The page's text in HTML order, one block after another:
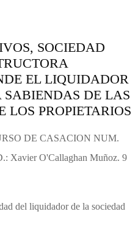
SOCIEDAD
EL LIQUIDADOR
DE LAS
LOS PROPIETARIOS
DE CASACION NUM.
Xavier O'Callaghan Muñoz. 9
del liquidador de la sociedad